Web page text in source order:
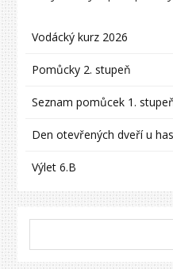
Vodácký kurz 2026
Pomůcky 2. stupeň
Seznam pomůcek 1.
Den otevřených dveří u
Výlet 6.B